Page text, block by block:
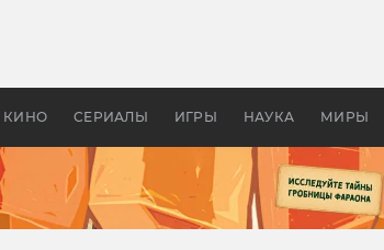
КИНО СЕРИАЛЫ ИГРЫ НАУКА МИРЫ
апокалипсис, в